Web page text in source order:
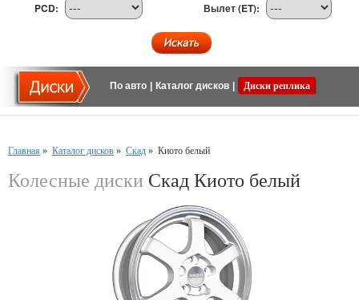
PCD: Вылет (ET):
По авто Каталог дисков Диски реплика
Главная » Каталог дисков » Скад » Киото белый
Колесные диски Скад Киото белый